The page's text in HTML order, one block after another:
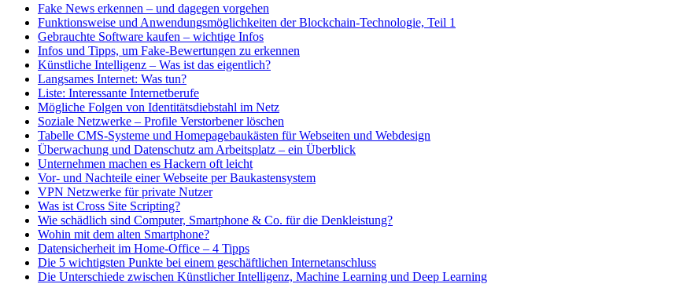
Fake News erkennen – und dagegen vorgehen
Funktionsweise und Anwendungsmöglichkeiten der Blockchain-Technologie, Teil 1
Gebrauchte Software kaufen – wichtige Infos
Infos und Tipps, um Fake-Bewertungen zu erkennen
Künstliche Intelligenz – Was ist das eigentlich?
Langsames Internet: Was tun?
Liste: Interessante Internetberufe
Mögliche Folgen von Identitätsdiebstahl im Netz
Soziale Netzwerke – Profile Verstorbener löschen
Tabelle CMS-Systeme und Homepagebaukästen für Webseiten und Webdesign
Überwachung und Datenschutz am Arbeitsplatz – ein Überblick
Unternehmen machen es Hackern oft leicht
Vor- und Nachteile einer Webseite per Baukastensystem
VPN Netzwerke für private Nutzer
Was ist Cross Site Scripting?
Wie schädlich sind Computer, Smartphone & Co. für die Denkleistung?
Wohin mit dem alten Smartphone?
Datensicherheit im Home-Office – 4 Tipps
Die 5 wichtigsten Punkte bei einem geschäftlichen Internetanschluss
Die Unterschiede zwischen Künstlicher Intelligenz, Machine Learning und Deep Learning